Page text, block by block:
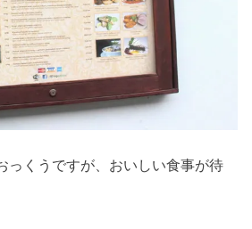
っくうですが、おいしい食事が待